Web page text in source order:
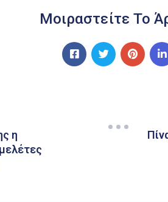
Μοιραστείτε Το
η